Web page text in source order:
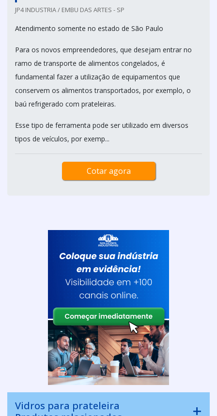
JP4 INDUSTRIA / EMBU DAS ARTES - SP
Atendimento somente no estado de São Paulo
Para os novos empreendedores, que desejam entrar no
ramo de transporte de alimentos congelados, é
fundamental fazer a utilização de equipamentos que
conservem os alimentos transportados, por exemplo, o
baú refrigerado com prateleiras.
Esse tipo de ferramenta pode ser utilizado em diversos
tipos de veículos, por exemp...
Cotar agora
Vidros para prateleira